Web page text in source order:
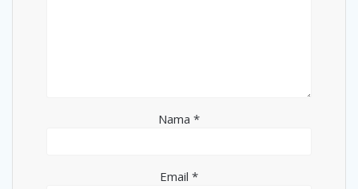
Nama *
Email *